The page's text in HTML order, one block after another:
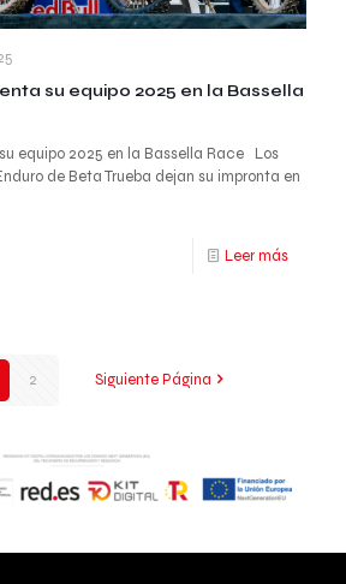
su equipo 2025 en la Bassella
equipo 2025 en la Bassella Race Los
de Beta Trueba dejan su impronta en
Leer más
2 Siguiente Página